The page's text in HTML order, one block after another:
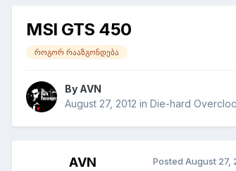
MSI GTS 450
როგორ რააზგონდება
By AVN
August 27, 2012 in Die-hard
AVN Posted August 27,